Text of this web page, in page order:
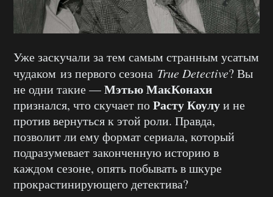
Уже заскучали за тем самым странным усатым
чудаком из первого сезона True Detective? Вы
не одни такие —Мэтью МакКонахи
признался, что скучает поРасту Коулуи не
против вернуться к этой роли. Правда,
позволит ли ему формат сериала, который
подразумевает законченную историю в
каждом сезоне, опять побывать в шкуре
прокрастинирующего детектива?